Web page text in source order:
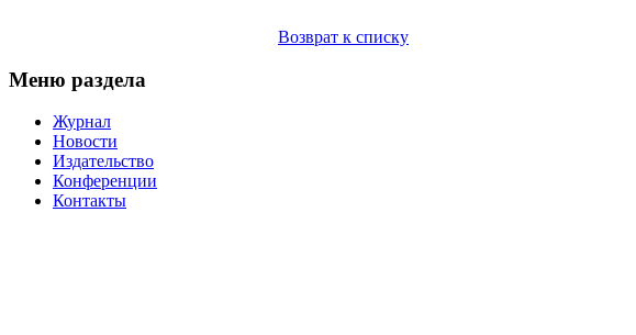
Возврат к списку
Меню раздела
Журнал
Новости
Издательство
Конференции
Контакты